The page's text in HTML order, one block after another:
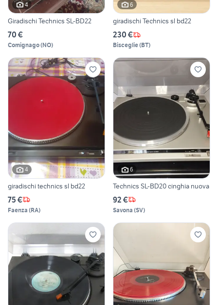
4
Giradischi Technics SL-BD22
70 €
Comignago(NO)
6
giradischi Technics sl bd22
230 €
Bisceglie(BT)
4
giradischi technics sl bd22
75 €
Faenza (RA)
6
Technics SL-BD20 cinghia nuova
92 €
Savona (SV)